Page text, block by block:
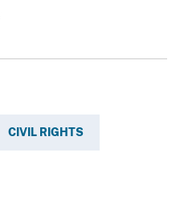
CIVIL RIGHTS